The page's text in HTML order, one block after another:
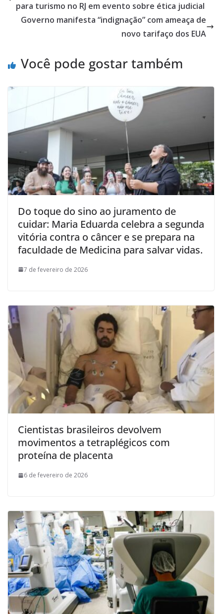
para turismo no RJ em evento sobre ética judicial
Governo manifesta “indignação” com ameaça de
novo tarifaço dos EUA
Você pode gostar também
Do toque do sino ao juramento de
cuidar: Maria Eduarda celebra a segunda
vitória contra o câncer e se prepara na
faculdade de Medicina para salvar vidas.
7 de fevereiro de 2026
Cientistas brasileiros devolvem
movimentos a tetraplégicos com
proteína de placenta
6 de fevereiro de 2026